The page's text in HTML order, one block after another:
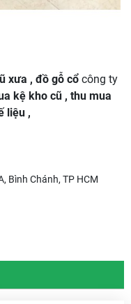
xưa , đồ gỗ cổ công ty
kệ kho cũ , thu mua
liệu ,
Bình Chánh, TP HCM